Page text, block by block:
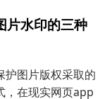
水印的三种
护图片版权采取的
，在现实网页app